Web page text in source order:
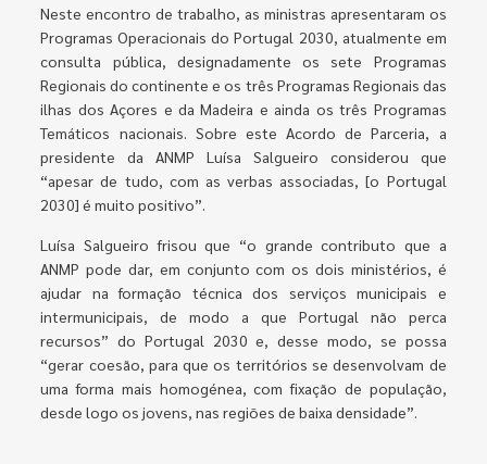
Neste encontro de trabalho, as ministras apresentaram os
Programas Operacionais do Portugal 2030, atualmente em
consulta pública, designadamente os sete Programas
Regionais do continente e os três Programas Regionais das
ilhas dos Açores e da Madeira e ainda os três Programas
Temáticos nacionais. Sobre este Acordo de Parceria, a
presidente da ANMP Luísa Salgueiro considerou que
“apesar de tudo, com as verbas associadas, [o Portugal
2030] é muito positivo”.
Luísa Salgueiro frisou que “o grande contributo que a
ANMP pode dar, em conjunto com os dois ministérios, é
ajudar na formação técnica dos serviços municipais e
intermunicipais, de modo a que Portugal não perca
recursos” do Portugal 2030 e, desse modo, se possa
“gerar coesão, para que os territórios se desenvolvam de
uma forma mais homogénea, com fixação de população,
desde logo os jovens, nas regiões de baixa densidade”.